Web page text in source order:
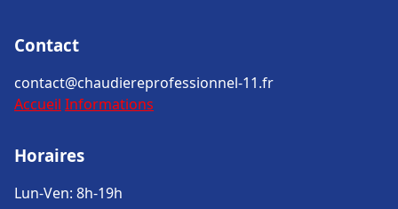
Contact
contact@chaudiereprofessionnel-11.fr
Accueil Informations
Horaires
Lun-Ven: 8h-19h